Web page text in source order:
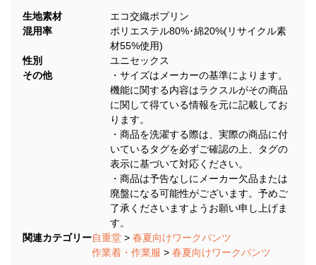
生地素材
エコ交織ポプリン
混用率
ポリエステル80%･綿20%(リサイクル素
材55%使用)
性別
ユニセックス
その他
・サイズはメーカーの基準によります。
機能に関する内容はラクスルがその商品
に関して得ている情報を元に記載してお
ります。
・商品を洗濯する際は、実際の商品に付
いているタグを必ずご確認の上、タグの
表示に基づいて対応ください。
・商品は予告なしにメーカー欠品または
廃盤になる可能性がございます。予めご
了承くださいますようお願い申し上げま
す。
関連カテゴリー自重堂 > 春夏向けワークパンツ
作業着・作業服 > 春夏向けワークパンツ